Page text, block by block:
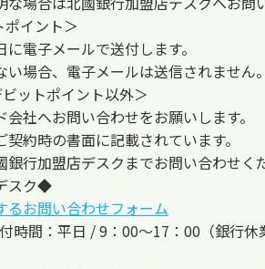
ポイント＞
電子メールで送付します。
場合、電子メールは送信されません。
ットポイント以外＞
社へお問い合わせをお願いします。
約時の書面に記載されています。
銀行加盟店デスクまでお問い合わせく
スク◆
るお問い合わせフォーム
間：平日 / 9：00～17：00（銀行休